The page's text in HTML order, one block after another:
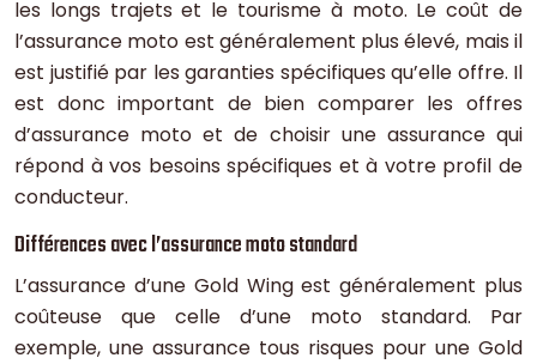
les longs trajets et le tourisme à moto. Le coût de
l’assurance moto est généralement plus élevé, mais il
est justifié par les garanties spécifiques qu’elle offre. Il
est donc important de bien comparer les offres
d’assurance moto et de choisir une assurance qui
répond à vos besoins spécifiques et à votre profil de
conducteur.
Différences avec l’assurance moto standard
L’assurance d’une Gold Wing est généralement plus
coûteuse que celle d’une moto standard. Par
exemple, une assurance tous risques pour une Gold